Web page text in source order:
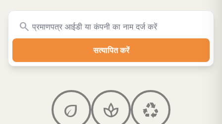
search
सत्यापित करें
eco spa recycling